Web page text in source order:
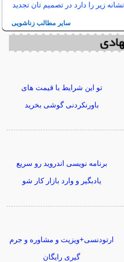
اگر نامزدتان 4 نشانه زیر را دارد در تصمیم تان تجدید
سایر مطالب زناشویی
تو این شرایط با قیمت های
باورنکردنی گوشی بخرید
برنامه نویسی اندروید رو سریع
یادبگیر و وارد بازار کار شو
ارتودنسی+ویزیت و مشاوره و جرم
گیری رایگان